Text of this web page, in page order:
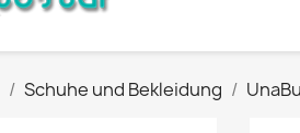
Schuhe und Bekleidung